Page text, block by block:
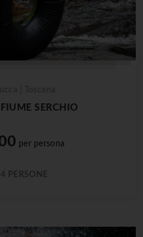
SERCHIO
per persona
PERSONE